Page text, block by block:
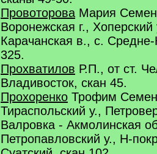
Провоторова Мария
Воронежская г.,
Карачанская в., с. Средне-
325.
Прохватилов Р.П., от ст.
Владивосток, скан 45.
Прохоренко Трофим
Тираспольский у.,
Валровка - Акмолинская
Петропавловский у., Н-